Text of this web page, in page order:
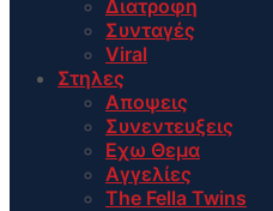
Διατροφη
Συνταγές
Viral
Στηλες
Αποψεις
Συνεντευξεις
Εχω Θεμα
Αγγελίες
The Fella Twins